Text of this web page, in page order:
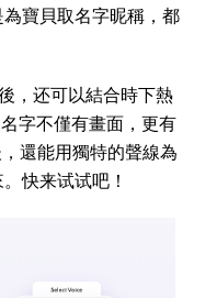
寶貝取名字昵稱，都
，还可以結合時下熱
字不僅有畫面，更有
還能用獨特的聲線為
快来试试吧！